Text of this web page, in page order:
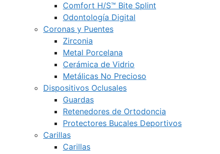
Comfort H/S™ Bite Splint
Odontología Digital
Coronas y Puentes
Zirconia
Metal Porcelana
Cerámica de Vidrio
Metálicas No Precioso
Dispositivos Oclusales
Guardas
Retenedores de Ortodoncia
Protectores Bucales Deportivos
Carillas
Carillas